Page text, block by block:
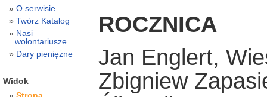
ROCZNICA
Jan Englert,
Zbigniew
O serwisie
Twórz Katalog
Nasi
wolontariusze
Dary pieniężne
Widok